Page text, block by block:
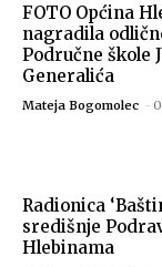
FOTO Općina
nagradila
Područne škole
Generalića
Mateja Bogomolec -
Radionica
središnje
Hlebinama